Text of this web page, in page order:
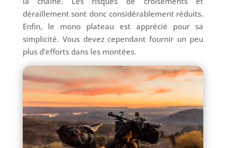
déraillement sont donc considérablement réduits.
Enfin, le mono plateau est apprécié pour sa
simplicité. Vous devez cependant fournir un peu
plus d’efforts dans les montées.